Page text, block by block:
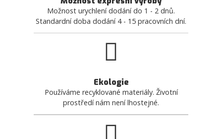
Možnost urychlení dodání do 1 - 2 dnů.
Standardní doba dodání 4 - 15 pracovních dní.
Ekologie
Používáme recyklované materiály. Životní
prostředí nám není lhostejné.